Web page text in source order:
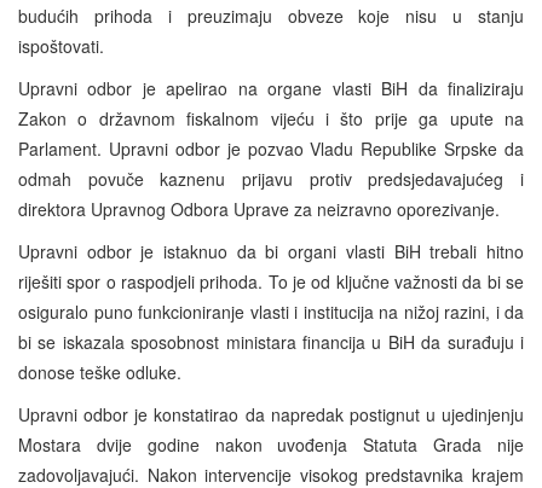
budućih prihoda i preuzimaju obveze koje nisu u stanju
ispoštovati.
Upravni odbor je apelirao na organe vlasti BiH da finaliziraju
Zakon o državnom fiskalnom vijeću i što prije ga upute na
Parlament. Upravni odbor je pozvao Vladu Republike Srpske da
odmah povuče kaznenu prijavu protiv predsjedavajućeg i
direktora Upravnog Odbora Uprave za neizravno oporezivanje.
Upravni odbor je istaknuo da bi organi vlasti BiH trebali hitno
riješiti spor o raspodjeli prihoda. To je od ključne važnosti da bi se
osiguralo puno funkcioniranje vlasti i institucija na nižoj razini, i da
bi se iskazala sposobnost ministara financija u BiH da surađuju i
donose teške odluke.
Upravni odbor je konstatirao da napredak postignut u ujedinjenju
Mostara dvije godine nakon uvođenja Statuta Grada nije
zadovoljavajući. Nakon intervencije visokog predstavnika krajem